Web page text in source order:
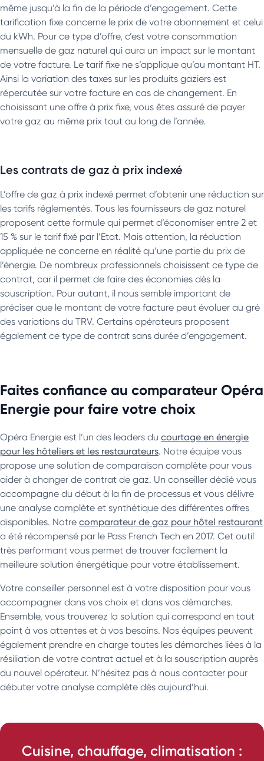
même jusqu’à la fin de la période d’engagement. Cette
tarification fixe concerne le prix de votre abonnement et celui
du kWh. Pour ce type d’offre, c’est votre consommation
mensuelle de gaz naturel qui aura un impact sur le montant
de votre facture. Le tarif fixe ne s’applique qu’au montant HT.
Ainsi la variation des taxes sur les produits gaziers est
répercutée sur votre facture en cas de changement. En
choisissant une offre à prix fixe, vous êtes assuré de payer
votre gaz au même prix tout au long de l’année.
Les contrats de gaz à prix indexé
L’offre de gaz à prix indexé permet d’obtenir une réduction sur
les tarifs réglementés. Tous les fournisseurs de gaz naturel
proposent cette formule qui permet d’économiser entre 2 et
15 % sur le tarif fixé par l’Etat. Mais attention, la réduction
appliquée ne concerne en réalité qu’une partie du prix de
l’énergie. De nombreux professionnels choisissent ce type de
contrat, car il permet de faire des économies dès la
souscription. Pour autant, il nous semble important de
préciser que le montant de votre facture peut évoluer au gré
des variations du TRV. Certains opérateurs proposent
également ce type de contrat sans durée d’engagement.
Faites confiance au comparateur Opéra
Energie pour faire votre choix
Opéra Energie est l’un des leaders du courtage en énergie
pour les hôteliers et les restaurateurs. Notre équipe vous
propose une solution de comparaison complète pour vous
aider à changer de contrat de gaz. Un conseiller dédié vous
accompagne du début à la fin de processus et vous délivre
une analyse complète et synthétique des différentes offres
disponibles. Notre comparateur de gaz pour hôtel restaurant
a été récompensé par le Pass French Tech en 2017. Cet outil
très performant vous permet de trouver facilement la
meilleure solution énergétique pour votre établissement.
Votre conseiller personnel est à votre disposition pour vous
accompagner dans vos choix et dans vos démarches.
Ensemble, vous trouverez la solution qui correspond en tout
point à vos attentes et à vos besoins. Nos équipes peuvent
également prendre en charge toutes les démarches liées à la
résiliation de votre contrat actuel et à la souscription auprès
du nouvel opérateur. N’hésitez pas à nous contacter pour
débuter votre analyse complète dès aujourd’hui.
Cuisine, chauffage, climatisation :